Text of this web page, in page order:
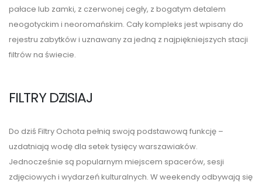
pałace lub zamki, z czerwonej cegły, z bogatym detalem
neogotyckim i neoromańskim. Cały kompleks jest wpisany do
rejestru zabytków i uznawany za jedną z najpiękniejszych stacji
filtrów na świecie.
FILTRY DZISIAJ
Do dziś Filtry Ochota pełnią swoją podstawową funkcję –
uzdatniają wodę dla setek tysięcy warszawiaków.
Jednocześnie są popularnym miejscem spacerów, sesji
zdjęciowych i wydarzeń kulturalnych. W weekendy odbywają się